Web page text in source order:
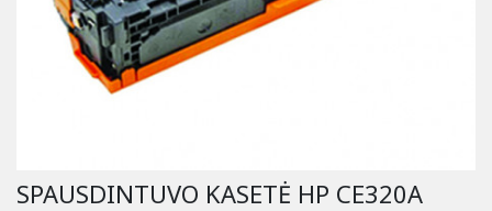
SPAUSDINTUVO KASETĖ HP CE320A